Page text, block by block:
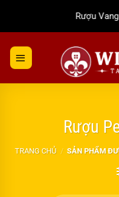
dung
Rượu
Rượu
TRANG CHỦ / SẢN PHẨM